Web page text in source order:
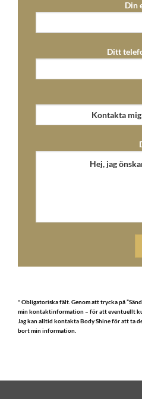
Din
Ditt
* Obligatoriska fält. Genom att trycka på
min kontaktinformation – för att eventuellt
Jag kan alltid kontakta Body Shine för att ta
bort min information.